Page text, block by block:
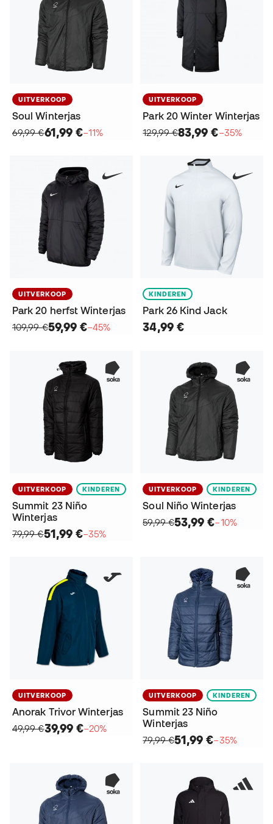
UITVERKOOP
Soul Winterjas
69,99 €61,99 €−11%
UITVERKOOP
Park 20 Winter Winterjas
129,99 €83,99 €−35%
UITVERKOOP
Park 20 herfst Winterjas
109,99 €59,99 €−45%
KINDEREN
Park 26 Kind Jack
34,99 €
UITVERKOOP KINDEREN
Summit 23 Niño
Winterjas
79,99 €51,99 €−35%
UITVERKOOP KINDEREN
Soul Niño Winterjas
59,99 €53,99 €−10%
UITVERKOOP
Anorak Trivor Winterjas
49,99 €39,99 €−20%
UITVERKOOP KINDEREN
Summit 23 Niño
Winterjas
79,99 €51,99 €−35%